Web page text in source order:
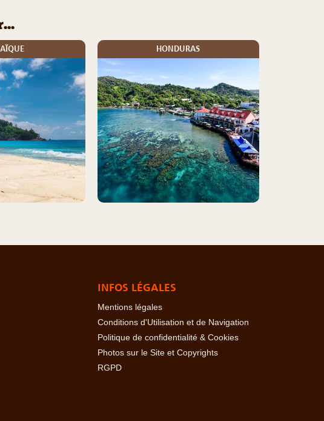
HONDURAS
INFOS LÉGALES
Mentions légales
Conditions d'Utilisation et de Navigation
Politique de confidentialité & Cookies
Photos sur le Site et Copyrights
RGPD